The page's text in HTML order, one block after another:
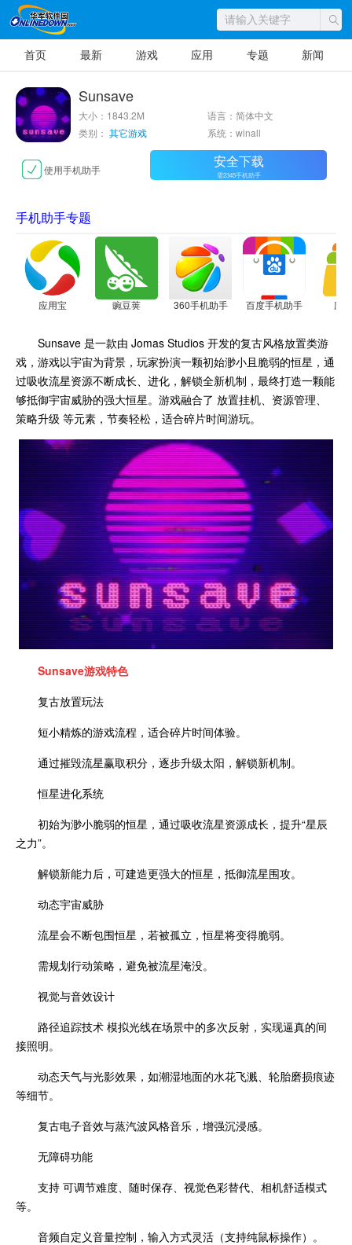
首页 最新 游戏 应用 专题 新闻
Sunsave
大小：1843.2M
语言：简体中文
类别： 其它游戏 系统：winall
使用手机助手 安全下载
需2345手机助手
手机助手专题
应用宝 豌豆荚 360手机助手 百度手机助手 应
Sunsave 是一款由 Jomas Studios 开发的复古风格放置类游
戏，游戏以宇宙为背景，玩家扮演一颗初始渺小且脆弱的恒星，通
过吸收流星资源不断成长、进化，解锁全新机制，最终打造一颗能
够抵御宇宙威胁的强大恒星。游戏融合了 放置挂机、资源管理、
策略升级 等元素，节奏轻松，适合碎片时间游玩。
Sunsave游戏特色
复古放置玩法
短小精炼的游戏流程，适合碎片时间体验。
通过摧毁流星赢取积分，逐步升级太阳，解锁新机制。
恒星进化系统
初始为渺小脆弱的恒星，通过吸收流星资源成长，提升“星辰
之力”。
解锁新能力后，可建造更强大的恒星，抵御流星围攻。
动态宇宙威胁
流星会不断包围恒星，若被孤立，恒星将变得脆弱。
需规划行动策略，避免被流星淹没。
视觉与音效设计
路径追踪技术 模拟光线在场景中的多次反射，实现逼真的间
接照明。
动态天气与光影效果，如潮湿地面的水花飞溅、轮胎磨损痕迹
等细节。
复古电子音效与蒸汽波风格音乐，增强沉浸感。
无障碍功能
支持 可调节难度、随时保存、视觉色彩替代、相机舒适模式
等。
音频自定义音量控制，输入方式灵活（支持纯鼠标操作）。